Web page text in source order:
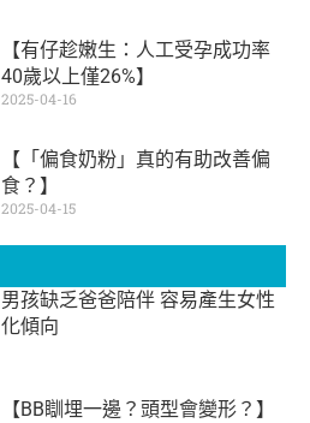
【有仔趁嫩生：人工受孕成功率
40歲以上僅26%】
2025-04-16
【「偏食奶粉」真的有助改善偏
食？】
2025-04-15
男孩缺乏爸爸陪伴 容易產生女性
化傾向
【BB瞓埋一邊？頭型會變形？】